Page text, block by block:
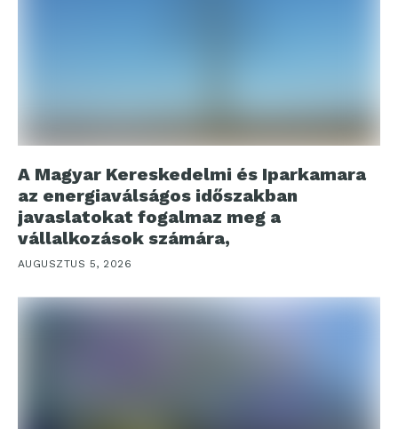
A Magyar Kereskedelmi és Iparkamara
az energiaválságos időszakban
javaslatokat fogalmaz meg a
vállalkozások számára,
AUGUSZTUS 5, 2026